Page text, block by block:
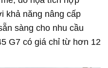
khả năng nâng cấp
sàng cho nhu cầu
G7 có giá chỉ từ hơn 12